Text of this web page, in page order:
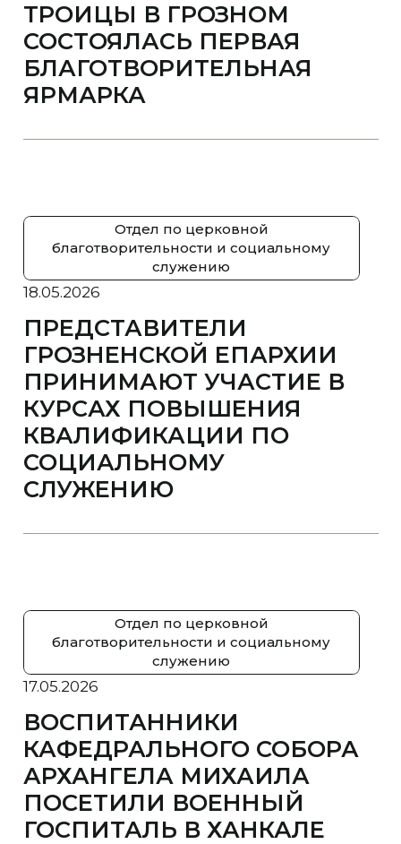
ТРОИЦЫ В ГРОЗНОМ
СОСТОЯЛАСЬ ПЕРВАЯ
БЛАГОТВОРИТЕЛЬНАЯ
ЯРМАРКА
Отдел по церковной
благотворительности и социальному
служению
18.05.2026
ПРЕДСТАВИТЕЛИ
ГРОЗНЕНСКОЙ ЕПАРХИИ
ПРИНИМАЮТ УЧАСТИЕ В
КУРСАХ ПОВЫШЕНИЯ
КВАЛИФИКАЦИИ ПО
СОЦИАЛЬНОМУ
СЛУЖЕНИЮ
Отдел по церковной
благотворительности и социальному
служению
17.05.2026
ВОСПИТАННИКИ
КАФЕДРАЛЬНОГО СОБОРА
АРХАНГЕЛА МИХАИЛА
ПОСЕТИЛИ ВОЕННЫЙ
ГОСПИТАЛЬ В ХАНКАЛЕ